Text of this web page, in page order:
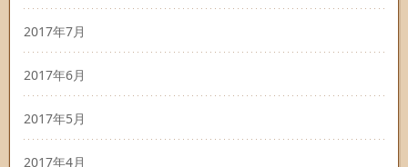
2017年7月
2017年6月
2017年5月
2017年4月